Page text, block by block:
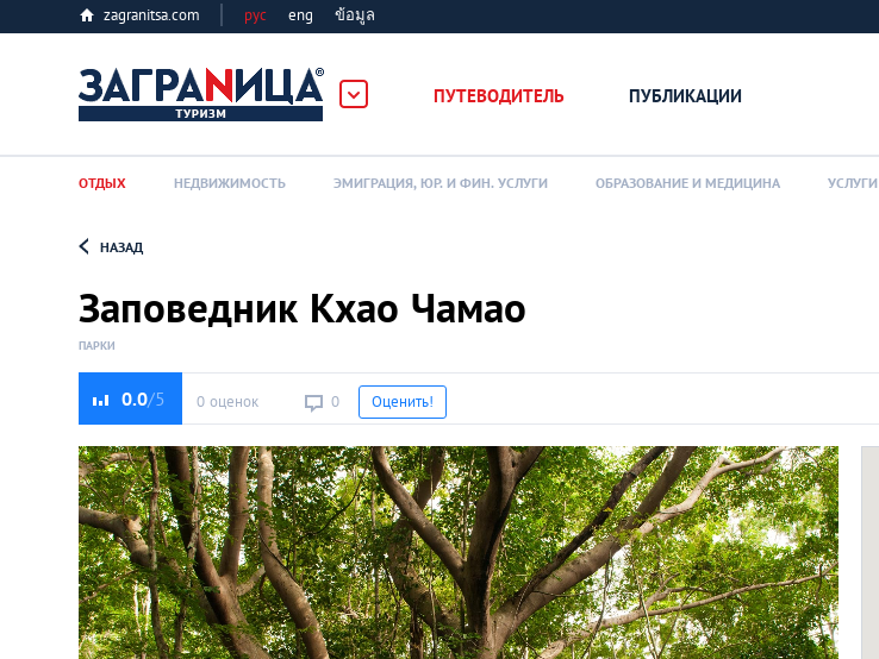
zagranitsa.com рус eng ข้อมูล
ПУТЕВОДИТЕЛЬ ПУБЛИКАЦИИ
Алматы
Астана
Афины
Loading...
ОТДЫХ НЕДВИЖИМОСТЬ ЭМИГРАЦИЯ, ЮР. И ФИН. УСЛУГИ ОБРАЗОВАНИЕ И МЕДИЦИНА
НАЗАД
Заповедник Кхао Чамао
ПАРКИ
0.0 0 оценок 0 Оценить!